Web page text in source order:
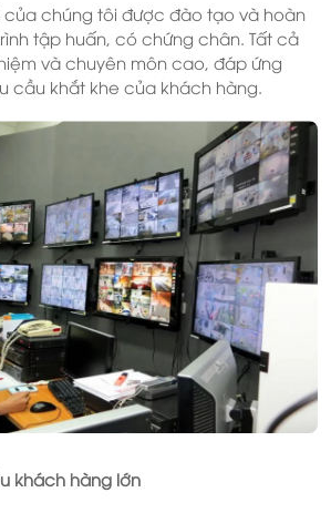
chúng tôi được đào tạo và hoàn
tập huấn, có chứng chân. Tất cả
và chuyên môn cao, đáp ứng
cầu khắt khe của khách hàng.
khách hàng lớn